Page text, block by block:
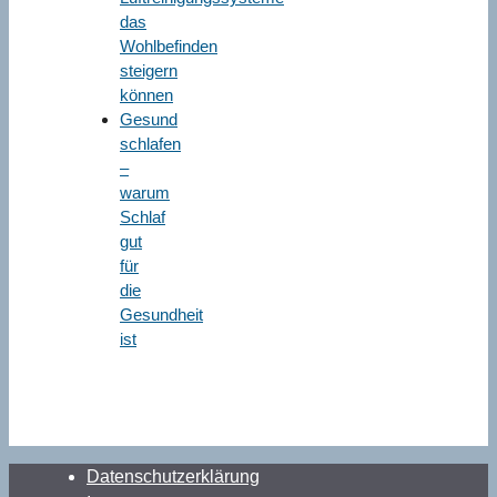
das
Wohlbefinden
steigern
können
Gesund
schlafen
–
warum
Schlaf
gut
für
die
Gesundheit
ist
Datenschutzerklärung